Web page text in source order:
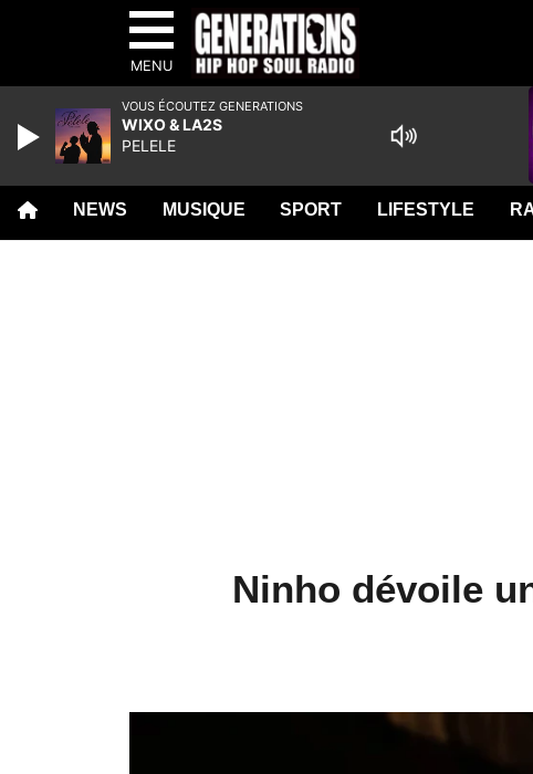
MENU
NEWS MUSIQUE SPORT LIFESTYLE
Ninho dévoile
VOUS ÉCOUTEZ GENERATIONS
WIXO & LA2S
PELELE